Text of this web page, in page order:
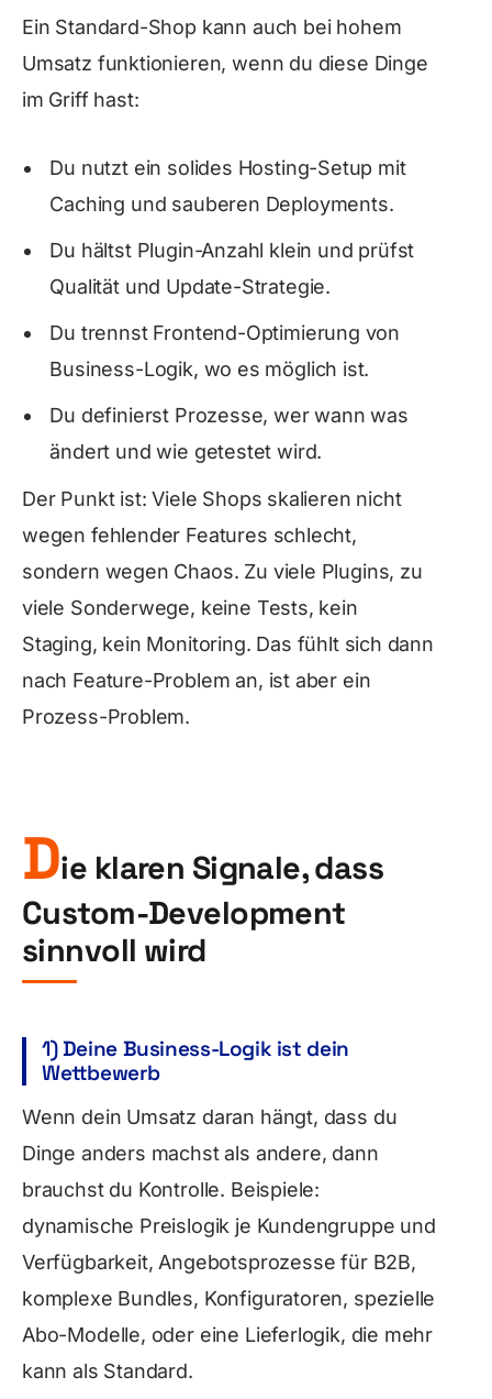
Ein Standard-Shop kann auch bei hohem
Umsatz funktionieren, wenn du diese Dinge
im Griff hast:
Du nutzt ein solides Hosting-Setup mit
Caching und sauberen Deployments.
Du hältst Plugin-Anzahl klein und prüfst
Qualität und Update-Strategie.
Du trennst Frontend-Optimierung von
Business-Logik, wo es möglich ist.
Du definierst Prozesse, wer wann was
ändert und wie getestet wird.
Der Punkt ist: Viele Shops skalieren nicht
wegen fehlender Features schlecht,
sondern wegen Chaos. Zu viele Plugins, zu
viele Sonderwege, keine Tests, kein
Staging, kein Monitoring. Das fühlt sich dann
nach Feature-Problem an, ist aber ein
Prozess-Problem.
Die klaren Signale, dass
Custom-Development
sinnvoll wird
1) Deine Business-Logik ist dein
Wettbewerb
Wenn dein Umsatz daran hängt, dass du
Dinge anders machst als andere, dann
brauchst du Kontrolle. Beispiele:
dynamische Preislogik je Kundengruppe und
Verfügbarkeit, Angebotsprozesse für B2B,
komplexe Bundles, Konfiguratoren, spezielle
Abo-Modelle, oder eine Lieferlogik, die mehr
kann als Standard.